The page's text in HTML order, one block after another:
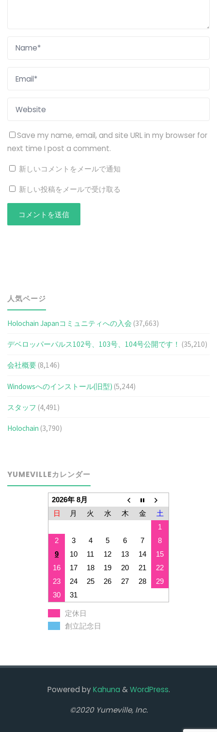
Save my name, email, and site URL in my browser for
next time I post a comment.
新しいコメントをメールで通知
新しい投稿をメールで受け取る
人気ページ
Holochain Japanコミュニティへの入会 (37,663)
デベロッパーパルス102号、103号、104号公開です！ (35,210)
会社概要 (8,146)
Windowsへのインストール(旧型) (5,244)
スタッフ (4,491)
Holochain (3,790)
YUMEVILLEカレンダー
2026年 8月
日
月 火 水 木 金
土
1
2
3 4 5 6 7
8
9
10 11 12 13 14
15
16
17 18 19 20 21
22
23
24 25 26 27 28
29
30
31
定休日
創立記念日
Powered byKahuna &WordPress.
©2020 Yumeville, Inc.